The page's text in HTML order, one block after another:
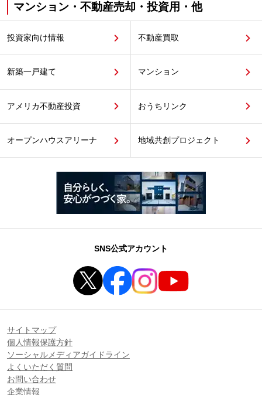
マンション・不動産売却・投資用・他
投資家向け情報 不動産買取
新築一戸建て マンション
アメリカ不動産投資 おうちリンク
オープンハウスアリーナ 地域共創プロジェクト
SNS公式アカウント
サイトマップ
個人情報保護方針
ソーシャルメディアガイドライン
よくいただく質問
お問い合わせ
企業情報